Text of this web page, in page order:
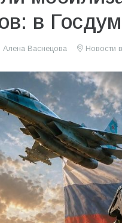
в
Алена Васнецова Новости